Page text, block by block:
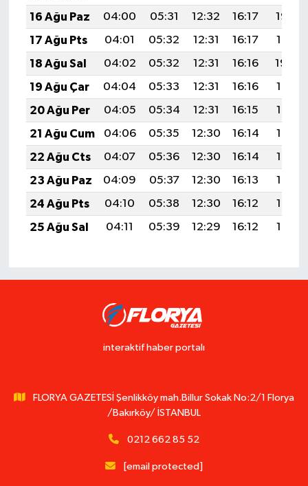
16 Ağu Paz
04:00 05:31 12:32 16:17
19:23
17 Ağu Pts
04:01 05:32 12:31 16:17
19:21
18 Ağu Sal
04:02 05:32 12:31 16:16
19:20
19 Ağu Çar
04:04 05:33 12:31 16:16
19:19
20 Ağu Per
04:05 05:34 12:31 16:15
19:17
21 Ağu Cum
04:06 05:35 12:30 16:14
19:16
22 Ağu Cts
04:07 05:36 12:30 16:14
19:15
23 Ağu Paz
04:09 05:37 12:30 16:13
19:13
24 Ağu Pts
04:10 05:38 12:30 16:12
19:12
25 Ağu Sal
04:11 05:39 12:29 16:12 19:10
interaktif haber portalı
FLORYA GAZETESİ Şenlikköy mah.Billur Sokak No:2/1 Florya
/Bakırköy/ İSTANBUL
0212 662 85 52
[email protected]